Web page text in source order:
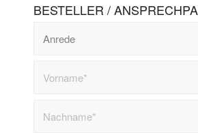
BESTELLER /